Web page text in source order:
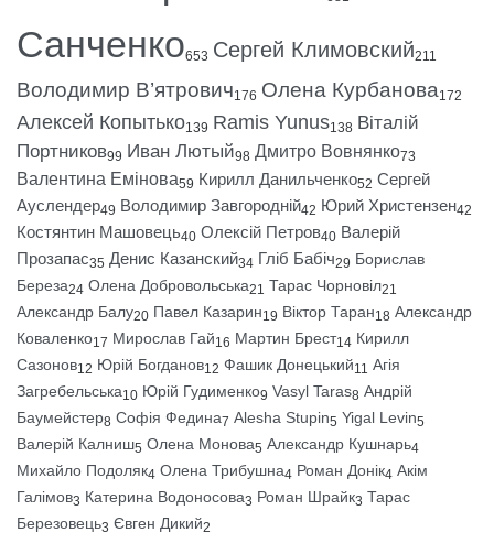
Санченко653 Сергей Климовский211
Володимир В’ятрович176 Олена Курбанова172
Алексей Копытько139 Ramis Yunus138 Віталій
Портников99 Иван Лютый98 Дмитро Вовнянко73
Валентина Емінова59 Кирилл Данильченко52 Сергей
Ауслендер49 Володимир Завгородній42 Юрий Христензен42
Костянтин Машовець40 Олексій Петров40 Валерій
Прозапас35 Денис Казанский34 Гліб Бабіч29 Борислав
Береза24 Олена Добровольська21 Тарас Чорновіл21
Александр Балу20 Павел Казарин19 Віктор Таран18 Александр
Коваленко17 Мирослав Гай16 Мартин Брест14 Кирилл
Сазонов12 Юрій Богданов12 Фашик Донецький11 Агія
Загребельська10 Юрій Гудименко9 Vasyl Taras8 Андрій
Баумейстер8 Софія Федина7 Alesha Stupin5 Yigal Levin5
Валерій Калниш5 Олена Монова5 Александр Кушнарь4
Михайло Подоляк4 Олена Трибушна4 Роман Донік4 Акім
Галімов3 Катерина Водоносова3 Роман Шрайк3 Тарас
Березовець3 Євген Дикий2